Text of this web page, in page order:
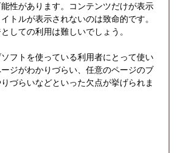
性があります。コンテンツだけが表示
トルが表示されないのは致命的です。
しての利用は難しいでしょう。
フトを使っている利用者にとって使い
ジがわかりづらい、任意のページのブ
づらいなどといった欠点が挙げられま